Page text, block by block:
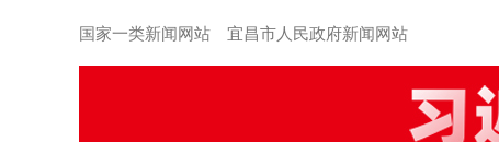
国家一类新闻网站 宜昌市人民政府新闻网站